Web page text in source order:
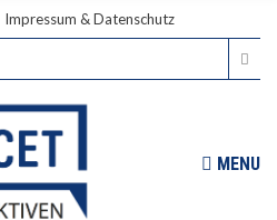
Impressum & Datenschutz
MENU